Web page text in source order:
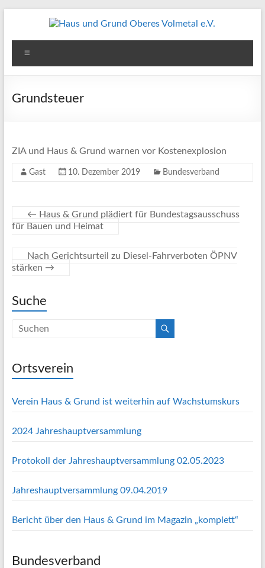
Haus
und
Grund
e.V.
Grundsteuer
ZIA und Haus & Grund warnen vor Kostenexplosion
Gast 10. Dezember 2019 Bundesverband
← Haus & Grund plädiert für Bundestagsausschuss
für Bauen und Heimat
Nach Gerichtsurteil zu Diesel-Fahrverboten ÖPNV
stärken →
Suche
Ortsverein
Verein Haus & Grund ist weiterhin auf Wachstumskurs
2024 Jahreshauptversammlung
Protokoll der Jahreshauptversammlung 02.05.2023
Jahreshauptversammlung 09.04.2019
Bericht über den Haus & Grund im Magazin „komplett“
Bundesverband